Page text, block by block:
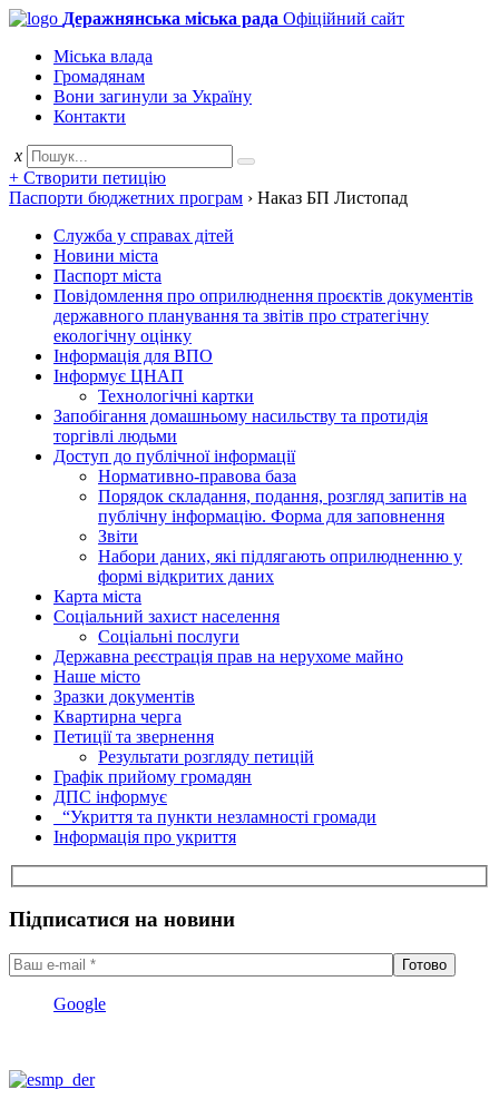
Деражнянська міська рада Офіційний сайт
Міська влада
Громадянам
Вони загинули за Україну
Контакти
x
+ Створити петицію
Паспорти бюджетних програм › Наказ БП Листопад
Служба у справах дітей
Новини міста
Паспорт міста
Повідомлення про оприлюднення проєктів документів
державного планування та звітів про стратегічну
екологічну оцінку
Інформація для ВПО
Інформує ЦНАП
Технологічні картки
Запобігання домашньому насильству та протидія
торгівлі людьми
Доступ до публічної інформації
Нормативно-правова база
Порядок складання, подання, розгляд запитів на
публічну інформацію. Форма для заповнення
Звіти
Набори даних, які підлягають оприлюдненню у
формі відкритих даних
Карта міста
Соціальний захист населення
Соціальні послуги
Державна реєстрація прав на нерухоме майно
Наше місто
Зразки документів
Квартирна черга
Петиції та звернення
Результати розгляду петицій
Графік прийому громадян
ДПС інформує
“Укриття та пункти незламності громади
Інформація про укриття
Підписатися на новини
Google